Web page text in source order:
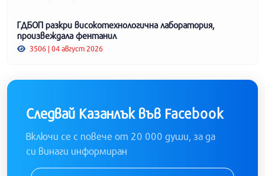
ГДБОП разкри високотехнологична лаборатория,
произвеждала фентанил
3506 | 04 август 2026
Следвай Казанлък във Facebook
Включи се с повече от 20 000 души, за да
си винаги информиран